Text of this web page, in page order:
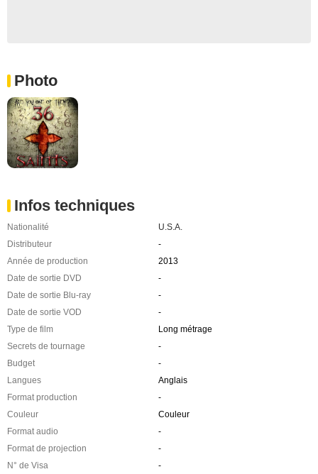
Photo
Infos techniques
Nationalité
U.S.A.
Distributeur
-
Année de production
2013
Date de sortie DVD
-
Date de sortie Blu-ray
-
Date de sortie VOD
-
Type de film
Long métrage
Secrets de tournage
-
Budget
-
Langues
Anglais
Format production
-
Couleur
Couleur
Format audio
-
Format de projection
-
N° de Visa
-